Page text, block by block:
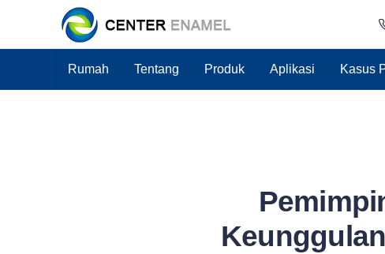
Rumah Tentang Produk Aplikasi Kasus